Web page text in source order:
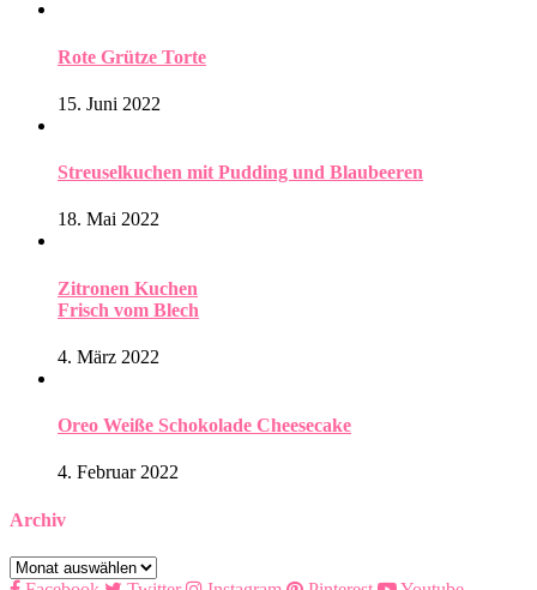
Rote Grütze Torte
15. Juni 2022
Streuselkuchen mit Pudding und Blaubeeren
18. Mai 2022
Zitronen Kuchen
Frisch vom Blech
4. März 2022
Oreo Weiße Schokolade Cheesecake
4. Februar 2022
Archiv
Archiv